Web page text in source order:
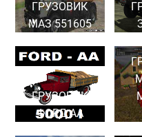
ГРУЗОВИК
МАЗ 551605
ГРУЗОВИК
ФОРД АА